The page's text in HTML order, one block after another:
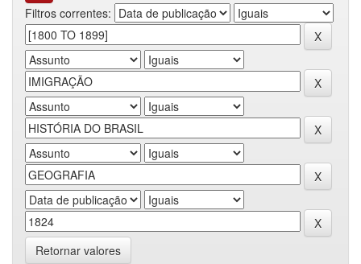
Filtros correntes:
Retornar valores